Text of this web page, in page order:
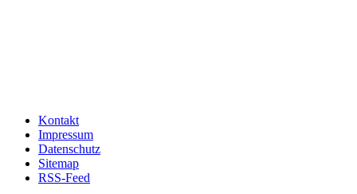
Kontakt
Impressum
Datenschutz
Sitemap
RSS-Feed